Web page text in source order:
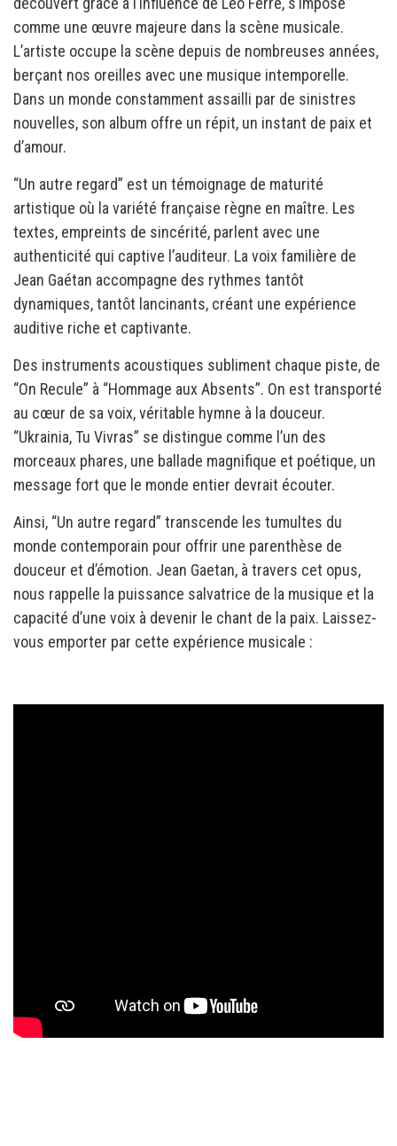
comme une œuvre majeure dans la scène musicale.
L’artiste occupe la scène depuis de nombreuses années,
berçant nos oreilles avec une musique intemporelle.
Dans un monde constamment assailli par de sinistres
nouvelles, son album offre un répit, un instant de paix et
d’amour.
“Un autre regard” est un témoignage de maturité
artistique où la variété française règne en maître. Les
textes, empreints de sincérité, parlent avec une
authenticité qui captive l’auditeur. La voix familière de
Jean Gaétan accompagne des rythmes tantôt
dynamiques, tantôt lancinants, créant une expérience
auditive riche et captivante.
Des instruments acoustiques subliment chaque piste, de
“On Recule” à “Hommage aux Absents”. On est transporté
au cœur de sa voix, véritable hymne à la douceur.
“Ukrainia, Tu Vivras” se distingue comme l’un des
morceaux phares, une ballade magnifique et poétique, un
message fort que le monde entier devrait écouter.
Ainsi, “Un autre regard” transcende les tumultes du
monde contemporain pour offrir une parenthèse de
douceur et d’émotion. Jean Gaetan, à travers cet opus,
nous rappelle la puissance salvatrice de la musique et la
capacité d’une voix à devenir le chant de la paix. Laissez-
vous emporter par cette expérience musicale :